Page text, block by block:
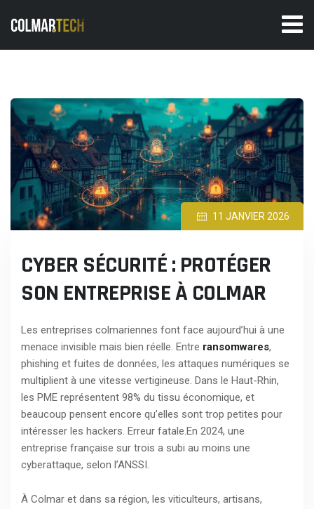
11 JANVIER 2026
CYBER SÉCURITÉ : PROTÉGER
SON ENTREPRISE À COLMAR
Les entreprises colmariennes font face aujourd’hui à une
menace invisible mais bien réelle. Entre ransomwares,
phishing et fuites de données, les attaques numériques se
multiplient à une vitesse vertigineuse. Dans le Haut-Rhin,
les PME représentent 98% du tissu économique, et
beaucoup pensent encore qu’elles sont trop petites pour
intéresser les hackers. Erreur fatale.En 2024, une
entreprise française sur trois a subi au moins une
cyberattaque, selon l’ANSSI.
À Colmar et dans sa région, les viticulteurs, artisans,